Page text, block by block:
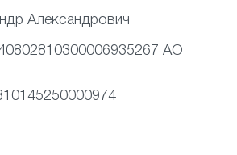
Александрович
АО